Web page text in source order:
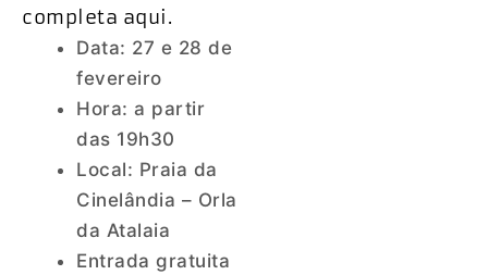
completa aqui.
Data: 27 e 28 de
fevereiro
Hora: a partir
das 19h30
Local: Praia da
Cinelândia – Orla
da Atalaia
Entrada gratuita